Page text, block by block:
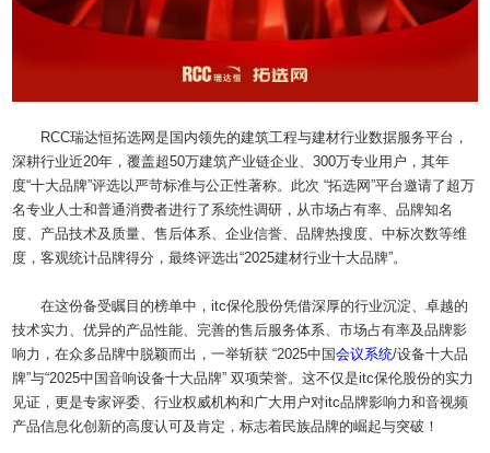
RCC瑞达恒拓选网是国内领先的建筑工程与建材行业数据服务平台，
深耕行业近20年，覆盖超50万建筑产业链企业、300万专业用户，其年
度“十大品牌”评选以严苛标准与公正性著称。 此次 “拓选网”平台邀请了超万
名专业人士和普通消费者进行了系统性调研，从市场占有率、品牌知名
度、产品技术及质量、售后体系、企业信誉、品牌热搜度、中标次数等维
度，客观统计品牌得分，最终评选出“2025建材行业十大品牌”。
在这份备受瞩目的榜单中，itc保伦股份凭借深厚的行业沉淀、卓越的
技术实力、优异的产品性能、完善的售后服务体系、市场占有率及品牌影
响力，在众多品牌中脱颖而出，一举斩获 “2025中国会议系统/设备十大品
牌”与“2025中国音响设备十大品牌” 双项荣誉。这不仅是itc保伦股份的实力
见证，更是专家评委、行业权威机构和广大用户对itc品牌影响力和音视频
产品信息化创新的高度认可及肯定，标志着民族品牌的崛起与突破！